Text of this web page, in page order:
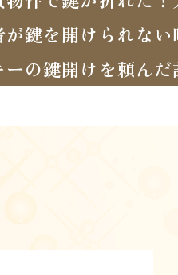
が鍵を開けられな
の鍵開けを頼んだ